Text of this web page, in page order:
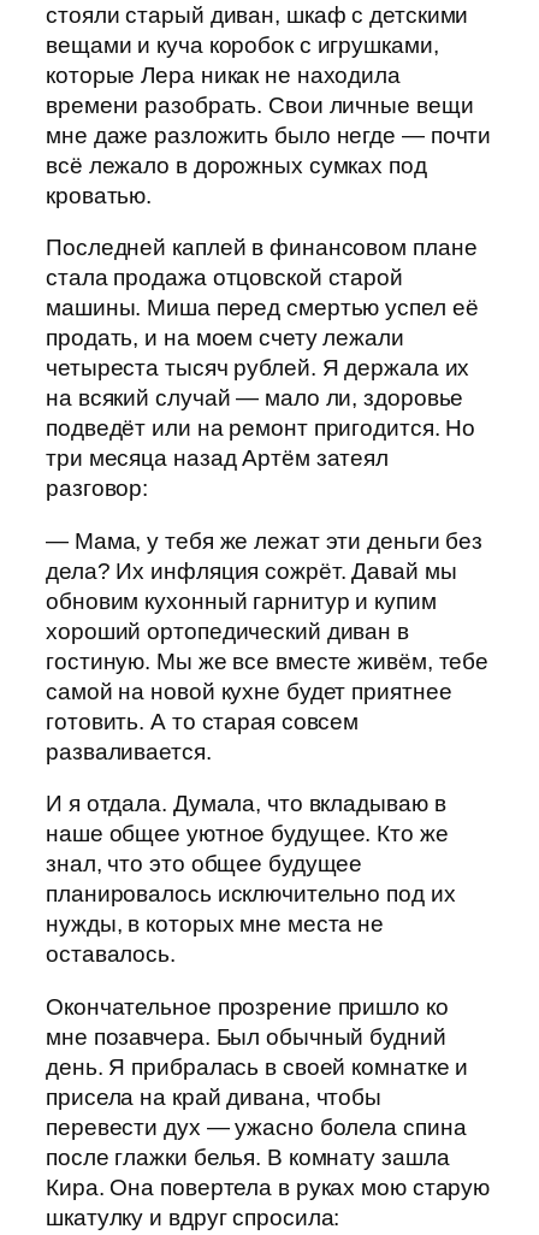
стояли старый диван, шкаф с детскими
вещами и куча коробок с игрушками,
которые Лера никак не находила
времени разобрать. Свои личные вещи
мне даже разложить было негде — почти
всё лежало в дорожных сумках под
кроватью.
Последней каплей в финансовом плане
стала продажа отцовской старой
машины. Миша перед смертью успел её
продать, и на моем счету лежали
четыреста тысяч рублей. Я держала их
на всякий случай — мало ли, здоровье
подведёт или на ремонт пригодится. Но
три месяца назад Артём затеял
разговор:
— Мама, у тебя же лежат эти деньги без
дела? Их инфляция сожрёт. Давай мы
обновим кухонный гарнитур и купим
хороший ортопедический диван в
гостиную. Мы же все вместе живём, тебе
самой на новой кухне будет приятнее
готовить. А то старая совсем
разваливается.
И я отдала. Думала, что вкладываю в
наше общее уютное будущее. Кто же
знал, что это общее будущее
планировалось исключительно под их
нужды, в которых мне места не
оставалось.
Окончательное прозрение пришло ко
мне позавчера. Был обычный будний
день. Я прибралась в своей комнатке и
присела на край дивана, чтобы
перевести дух — ужасно болела спина
после глажки белья. В комнату зашла
Кира. Она повертела в руках мою старую
шкатулку и вдруг спросила: